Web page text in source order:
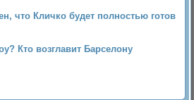
что Кличко будет полностью готов
Кто возглавит Барселону